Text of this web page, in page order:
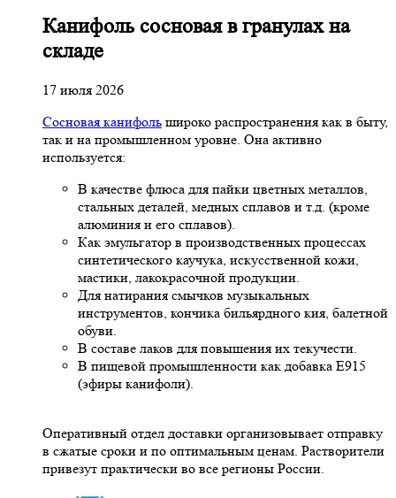
Канифоль сосновая в гранулах на
складе
17 июля 2026
Сосновая канифоль широко распространения как в быту,
так и на промышленном уровне. Она активно
используется:
В качестве флюса для пайки цветных металлов,
стальных деталей, медных сплавов и т.д. (кроме
алюминия и его сплавов).
Как эмульгатор в производственных процессах
синтетического каучука, искусственной кожи,
мастики, лакокрасочной продукции.
Для натирания смычков музыкальных
инструментов, кончика бильярдного кия, балетной
обуви.
В составе лаков для повышения их текучести.
В пищевой промышленности как добавка Е915
(эфиры канифоли).
Оперативный отдел доставки организовывает отправку
в сжатые сроки и по оптимальным ценам. Растворители
привезут практически во все регионы России.